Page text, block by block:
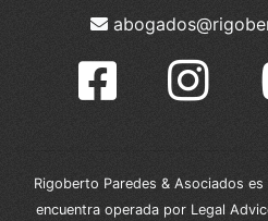
Rigoberto Paredes & Asociados
encuentra operada por Legal